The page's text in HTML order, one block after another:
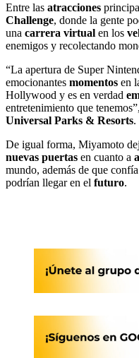
Entre las atracciones
Challenge, donde la gente
una carrera virtual en los
enemigos y recolectando
“La apertura de Super
emocionantes momentos en
Hollywood y es en verdad
entretenimiento que
Universal Parks & Resorts.
De igual forma, Miyamoto
nuevas puertas en cuanto a
mundo, además de que
podrían llegar en el futuro.